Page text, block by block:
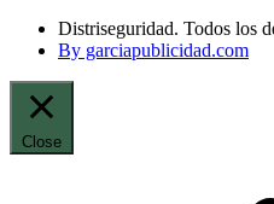
Distriseguridad. Todos los
By garciapublicidad.com
Close